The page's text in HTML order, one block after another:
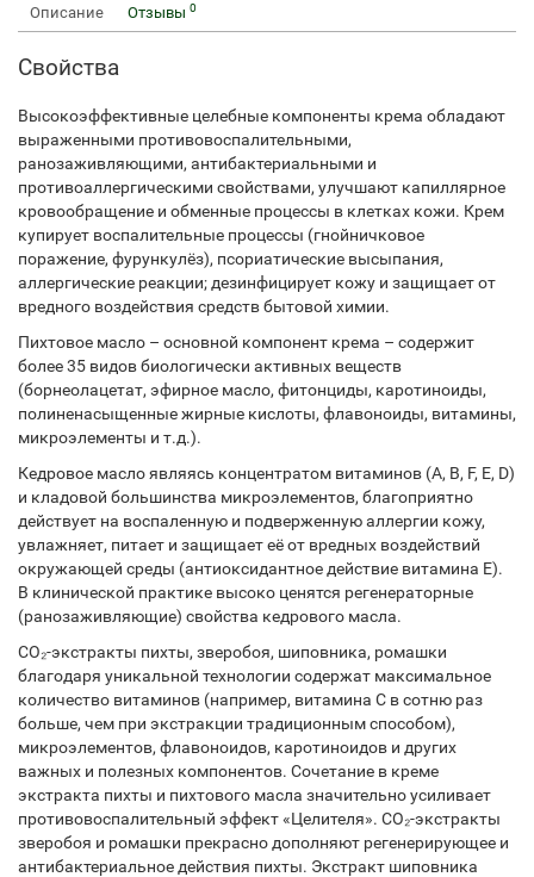
Описание Отзывы 0
Свойства
Высокоэффективные целебные компоненты крема обладают
выраженными противовоспалительными,
ранозаживляющими, антибактериальными и
противоаллергическими свойствами, улучшают капиллярное
кровообращение и обменные процессы в клетках кожи. Крем
купирует воспалительные процессы (гнойничковое
поражение, фурункулёз), псориатические высыпания,
аллергические реакции; дезинфицирует кожу и защищает от
вредного воздействия средств бытовой химии.
Пихтовое масло – основной компонент крема – содержит
более 35 видов биологически активных веществ
(борнеолацетат, эфирное масло, фитонциды, каротиноиды,
полиненасыщенные жирные кислоты, флавоноиды, витамины,
микроэлементы и т.д.).
Кедровое масло являясь концентратом витаминов (А, В, F, E, D)
и кладовой большинства микроэлементов, благоприятно
действует на воспаленную и подверженную аллергии кожу,
увлажняет, питает и защищает её от вредных воздействий
окружающей среды (антиоксидантное действие витамина Е).
В клинической практике высоко ценятся регенераторные
(ранозаживляющие) свойства кедрового масла.
CO₂-экстракты пихты, зверобоя, шиповника, ромашки
благодаря уникальной технологии содержат максимальное
количество витаминов (например, витамина С в сотню раз
больше, чем при экстракции традиционным способом),
микроэлементов, флавоноидов, каротиноидов и других
важных и полезных компонентов. Сочетание в креме
экстракта пихты и пихтового масла значительно усиливает
противовоспалительный эффект «Целителя». CO₂-экстракты
зверобоя и ромашки прекрасно дополняют регенерирующее и
антибактериальное действия пихты. Экстракт шиповника